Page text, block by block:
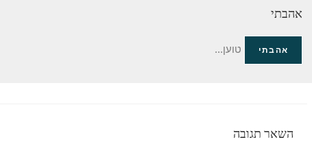
אהבתי
אהבתי טוען...
השאר תגובה